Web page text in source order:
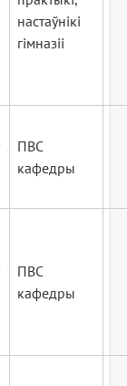
настаўнікі
гімназіі
ПВС
кафедры
ПВС
кафедры